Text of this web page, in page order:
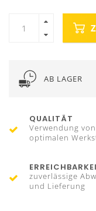
AB LAGER
QUALITÄT
Verwendung von
optimalen
zuverlässige
und Lieferung